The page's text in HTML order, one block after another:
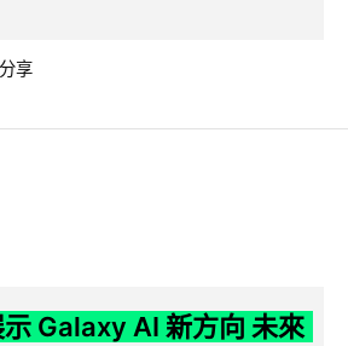
分享
Galaxy AI 新方向 未來